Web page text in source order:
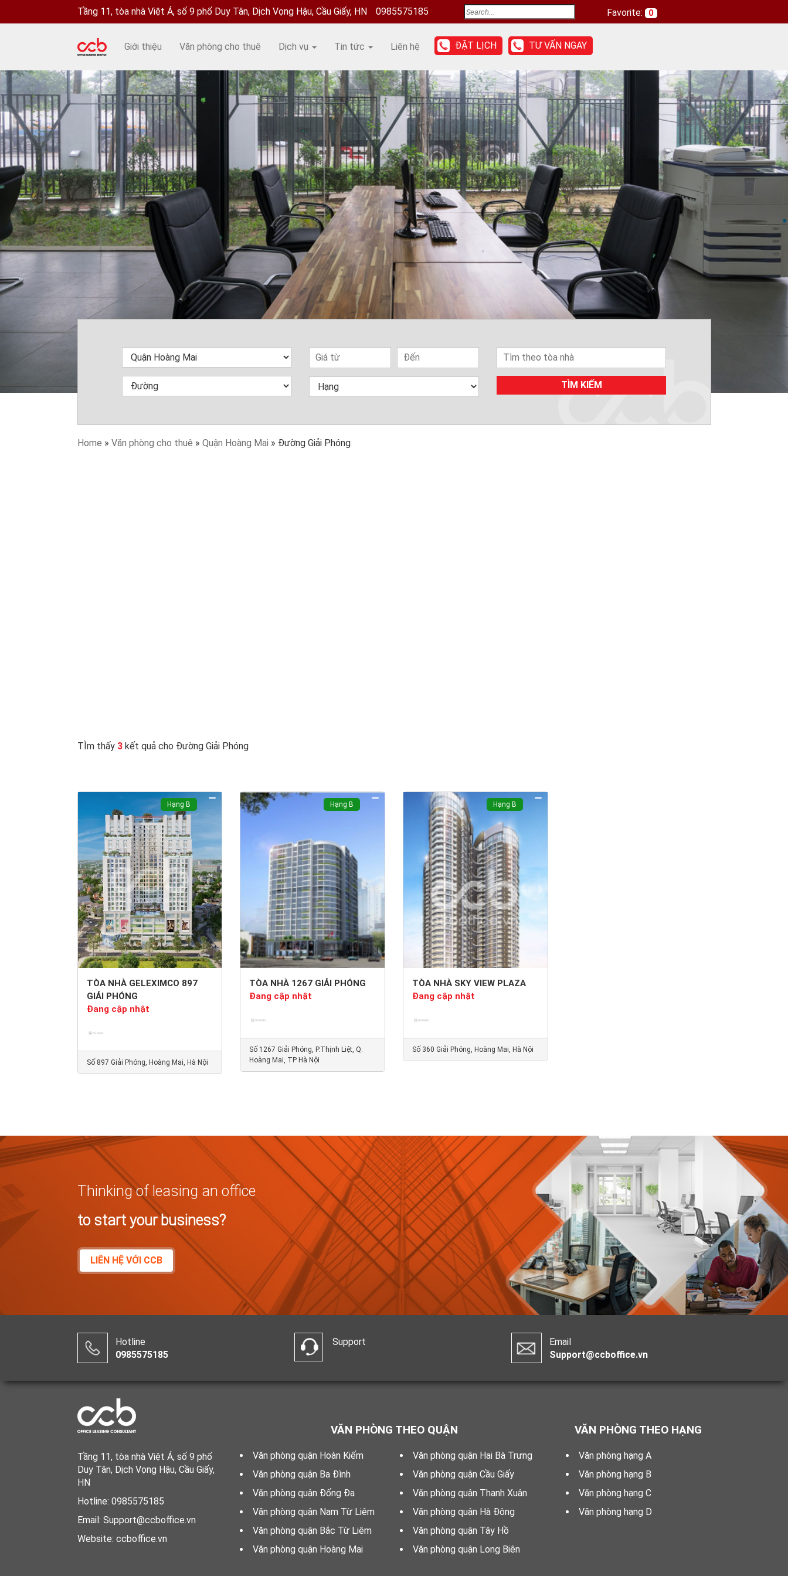
Tầng 11, tòa nhà Việt Á, số 9 phố Duy Tân, Dịch Vọng Hậu, Cầu Giấy, HN 0985575185 Favorite: 0
Giới thiệu Văn phòng cho thuê Dịch vụ Tin tức Liên hệ ĐẶT LỊCH TƯ VẤN NGAY
TÌM KIẾM
Home » Văn phòng cho thuê » Quận Hoàng Mai » Đường Giải Phóng
TÌm thấy 3kết quả cho Đường Giải Phóng
Hạng B
TÒA NHÀ GELEXIMCO 897
GIẢI PHÓNG
Đang cập nhật
Số 897 Giải Phóng, Hoàng Mai, Hà Nội
Hạng B
TÒA NHÀ 1267 GIẢI PHÓNG
Đang cập nhật
Số 1267 Giải Phóng, P.Thịnh Liệt, Q.
Hoàng Mai, TP Hà Nội
Hạng B
TÒA NHÀ SKY VIEW PLAZA
Đang cập nhật
Số 360 Giải Phóng, Hoàng Mai, Hà Nội
Thinking of leasing an office
to start your business?
LIÊN HỆ VỚI CCB
Hotline
0985575185
Support
Email
Support@ccboffice.vn
Tầng 11, tòa nhà Việt Á, số 9 phố
Duy Tân, Dịch Vọng Hậu, Cầu Giấy,
HN
Hotline: 0985575185
Email: Support@ccboffice.vn
Website: ccboffice.vn
VĂN PHÒNG THEO QUẬN
Văn phòng quận Hoàn Kiếm
Văn phòng quận Hai Bà Trưng
Văn phòng quận Ba Đình
Văn phòng quận Cầu Giấy
Văn phòng quận Đống Đa
Văn phòng quận Thanh Xuân
Văn phòng quận Nam Từ Liêm
Văn phòng quận Hà Đông
Văn phòng quận Bắc Từ Liêm
Văn phòng quận Tây Hồ
Văn phòng quận Hoàng Mai
Văn phòng quận Long Biên
VĂN PHÒNG THEO HẠNG
Văn phòng hạng A
Văn phòng hạng B
Văn phòng hạng C
Văn phòng hạng D